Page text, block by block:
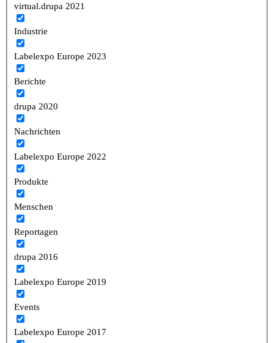
virtual.drupa 2021
Industrie
Labelexpo Europe 2023
Berichte
drupa 2020
Nachrichten
Labelexpo Europe 2022
Produkte
Menschen
Reportagen
drupa 2016
Labelexpo Europe 2019
Events
Labelexpo Europe 2017